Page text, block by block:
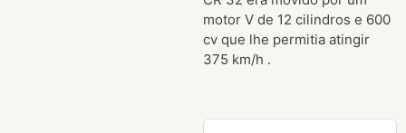
motor V de 12 cilindros e 600
cv que lhe permitia atingir
375 km/h .